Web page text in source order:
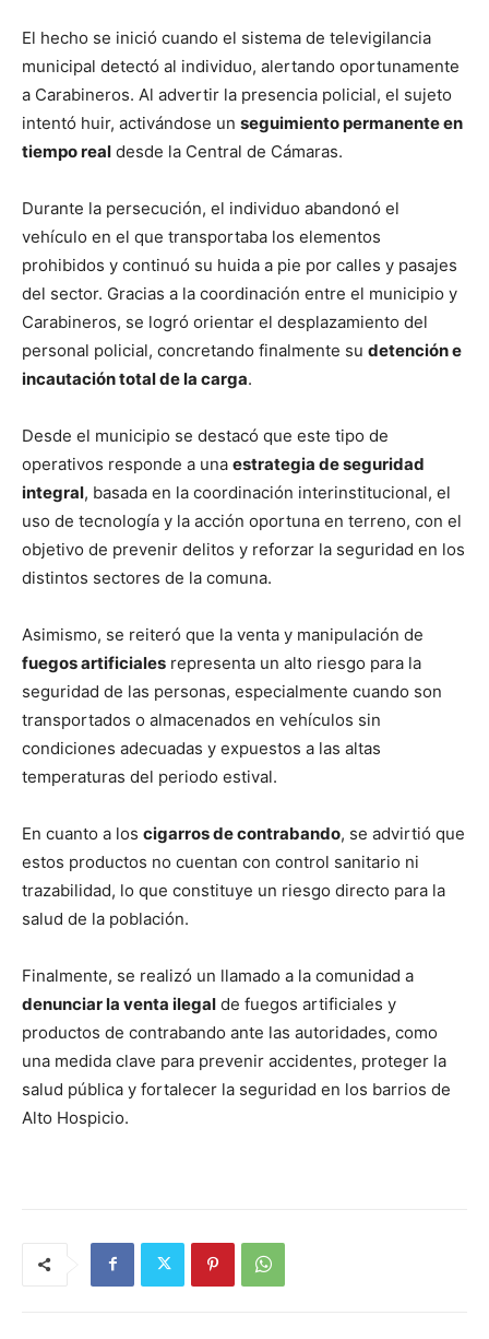
El hecho se inició cuando el sistema de televigilancia
municipal detectó al individuo, alertando oportunamente
a Carabineros. Al advertir la presencia policial, el sujeto
intentó huir, activándose un seguimiento permanente en
tiempo real desde la Central de Cámaras.
Durante la persecución, el individuo abandonó el
vehículo en el que transportaba los elementos
prohibidos y continuó su huida a pie por calles y pasajes
del sector. Gracias a la coordinación entre el municipio y
Carabineros, se logró orientar el desplazamiento del
personal policial, concretando finalmente su detención e
incautación total de la carga.
Desde el municipio se destacó que este tipo de
operativos responde a una estrategia de seguridad
integral, basada en la coordinación interinstitucional, el
uso de tecnología y la acción oportuna en terreno, con el
objetivo de prevenir delitos y reforzar la seguridad en los
distintos sectores de la comuna.
Asimismo, se reiteró que la venta y manipulación de
fuegos artificiales representa un alto riesgo para la
seguridad de las personas, especialmente cuando son
transportados o almacenados en vehículos sin
condiciones adecuadas y expuestos a las altas
temperaturas del periodo estival.
En cuanto a los cigarros de contrabando, se advirtió que
estos productos no cuentan con control sanitario ni
trazabilidad, lo que constituye un riesgo directo para la
salud de la población.
Finalmente, se realizó un llamado a la comunidad a
denunciar la venta ilegal de fuegos artificiales y
productos de contrabando ante las autoridades, como
una medida clave para prevenir accidentes, proteger la
salud pública y fortalecer la seguridad en los barrios de
Alto Hospicio.